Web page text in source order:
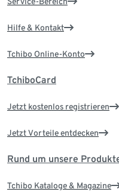
Hilfe & Kontakt
Tchibo Online-Konto
TchiboCard
Jetzt kostenlos registrieren
Jetzt Vorteile entdecken
Rund um unsere
Tchibo Kataloge & Magazine